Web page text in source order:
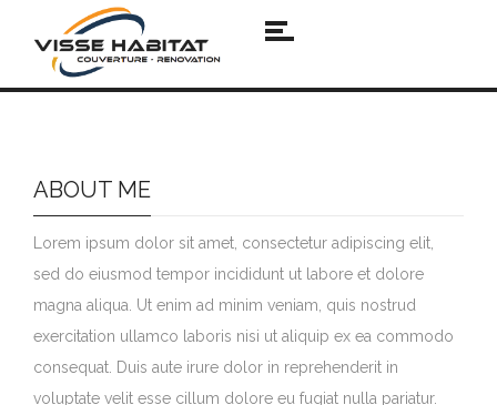
ABOUT ME
Lorem ipsum dolor sit amet, consectetur adipiscing elit,
sed do eiusmod tempor incididunt ut labore et dolore
magna aliqua. Ut enim ad minim veniam, quis nostrud
exercitation ullamco laboris nisi ut aliquip ex ea commodo
consequat. Duis aute irure dolor in reprehenderit in
voluptate velit esse cillum dolore eu fugiat nulla pariatur.